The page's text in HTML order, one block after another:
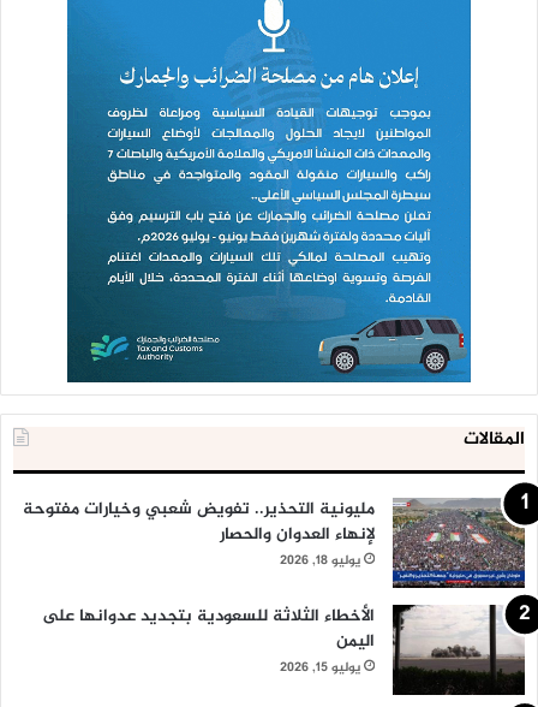
المقالات
مليونية التحذير.. تفويض شعبي وخيارات مفتوحة
لإنهاء العدوان والحصار
يوليو 18, 2026
الأخطاء الثلاثة للسعودية بتجديد عدوانها على
اليمن
يوليو 15, 2026